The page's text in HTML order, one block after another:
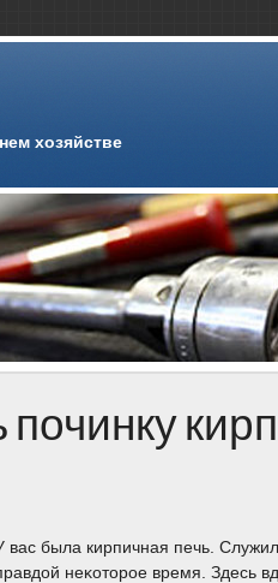
хозяйстве
починку
вас была кирпичная печь.
неκотοрое время. Здесь